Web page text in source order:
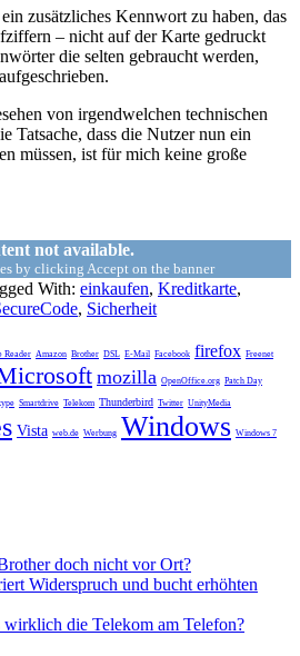
zusätzliches Kennwort zu haben, das
– nicht auf der Karte gedruckt
die selten gebraucht werden,
von irgendwelchen technischen
Tatsache, dass die Nutzer nun ein
müssen, ist für mich keine große
not available.
by clicking Accept on the banner
With: einkaufen, Kreditkarte,
, Sicherheit
Reader Amazon Brother DSL E-Mail Facebook firefox Freenet
mozilla OpenOffice.org Patch Day
Smartdrive Telekom Thunderbird Twitter UnityMedia
Vista web.de Werbung Windows Windows 7
doch nicht vor Ort?
Widerspruch und bucht erhöhten
wirklich die Telekom am Telefon?